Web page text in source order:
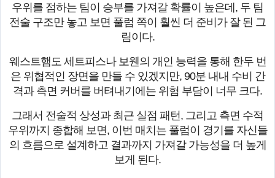
우위를 점하는 팀이 승부를 가져갈 확률이 높은데, 두 팀
전술 구조만 놓고 보면 풀럼 쪽이 훨씬 더 준비가 잘 된 그
림이다.
웨스트햄도 세트피스나 보웬의 개인 능력을 통해 한두 번
은 위협적인 장면을 만들 수 있겠지만, 90분 내내 수비 간
격과 측면 커버를 버텨내기에는 위험 부담이 너무 크다.
그래서 전술적 상성과 최근 실점 패턴, 그리고 측면 수적
우위까지 종합해 보면, 이번 매치는 풀럼이 경기를 자신들
의 흐름으로 설계하고 결과까지 가져갈 가능성을 더 높게
보게 된다.